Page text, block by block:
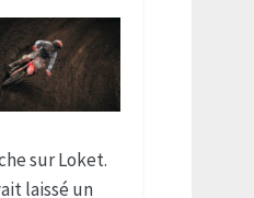
sur Loket.
laissé un